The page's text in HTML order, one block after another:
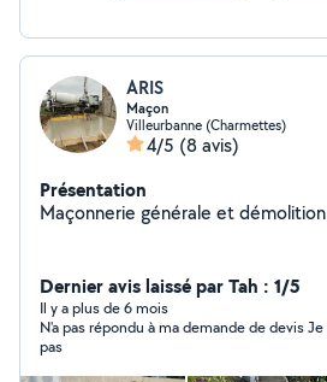
ARIS
Maçon
Villeurbanne (Charmettes)
4/5 (8 avis)
Présentation
Maçonnerie générale et démolition
Dernier avis laissé par Tah : 1/5
Il y a plus de 6 mois
N'a pas répondu à ma demande de devis Je ne recommande
pas